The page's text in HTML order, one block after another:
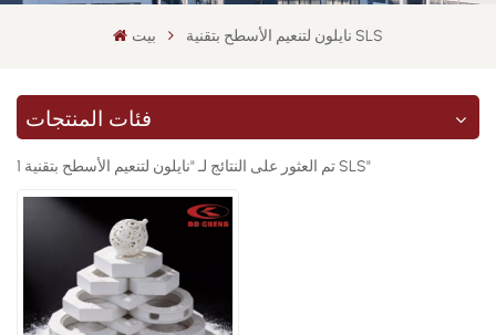
بيت نايلون لتنعيم الأسطح بتقنية SLS
فئات المنتجات
1 تم العثور على النتائج لـ "نايلون لتنعيم الأسطح بتقنية SLS"